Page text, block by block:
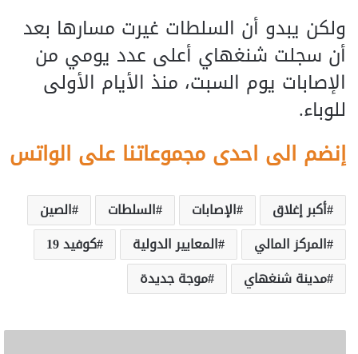
ولكن يبدو أن السلطات غيرت مسارها بعد
أن سجلت شنغهاي أعلى عدد يومي من
الإصابات يوم السبت، منذ الأيام الأولى
للوباء.
إنضم الى احدى مجموعاتنا على الواتس
أكبر إغلاق الإصابات السلطات
الصين
المركز المالي
المعايير الدولية
كوفيد 19
مدينة شنغهاي
موجة جديدة